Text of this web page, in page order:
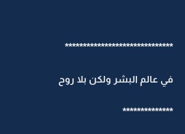
******************************
في عالم البشر ولكن بلا روح
**************